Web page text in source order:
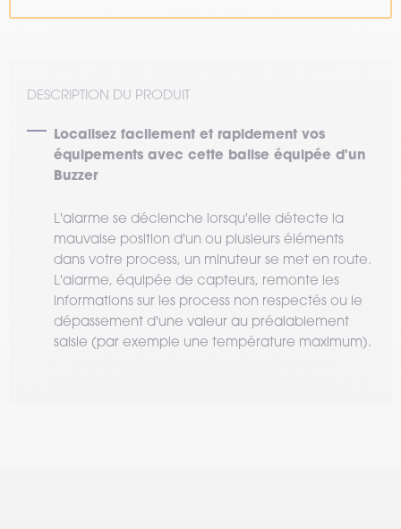
DESCRIPTION DU PRODUIT
Localisez facilement et rapidement vos
équipements avec cette balise équipée d'un
Buzzer
L'alarme se déclenche lorsqu'elle détecte la
mauvaise position d'un ou plusieurs éléments
dans votre process, un minuteur se met en route.
L'alarme, équipée de capteurs, remonte les
informations sur les process non respectés ou le
dépassement d'une valeur au préalablement
saisie (par exemple une température maximum).